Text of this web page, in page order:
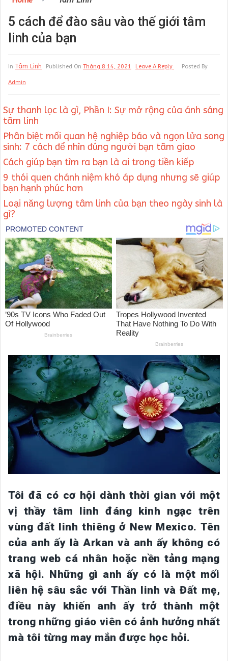
5 cách để đào sâu vào thế giới tâm
linh của bạn
In Tâm Linh Published On Tháng 8 14, 2021 Leave A Reply Posted By
Admin
Sự thanh lọc là gì, Phần I: Sự mở rộng của ánh sáng
tâm linh
Phân biệt mối quan hệ nghiệp báo và ngọn lửa song
sinh: 7 cách để nhìn đúng người bạn tâm giao
Cách giúp bạn tìm ra bạn là ai trong tiền kiếp
9 thói quen chánh niệm khó áp dụng nhưng sẽ giúp
bạn hạnh phúc hơn
Loại năng lượng tâm linh của bạn theo ngày sinh là
gì?
Tôi đã có cơ hội dành thời gian với một
vị thầy tâm linh đáng kinh ngạc trên
vùng đất linh thiêng ở New Mexico. Tên
của anh ấy là Arkan và anh ấy không có
trang web cá nhân hoặc nền tảng mạng
xã hội. Những gì anh ấy có là một mối
liên hệ sâu sắc với Thần linh và Đất mẹ,
điều này khiến anh ấy trở thành một
trong những giáo viên có ảnh hưởng nhất
mà tôi từng may mắn được học hỏi.